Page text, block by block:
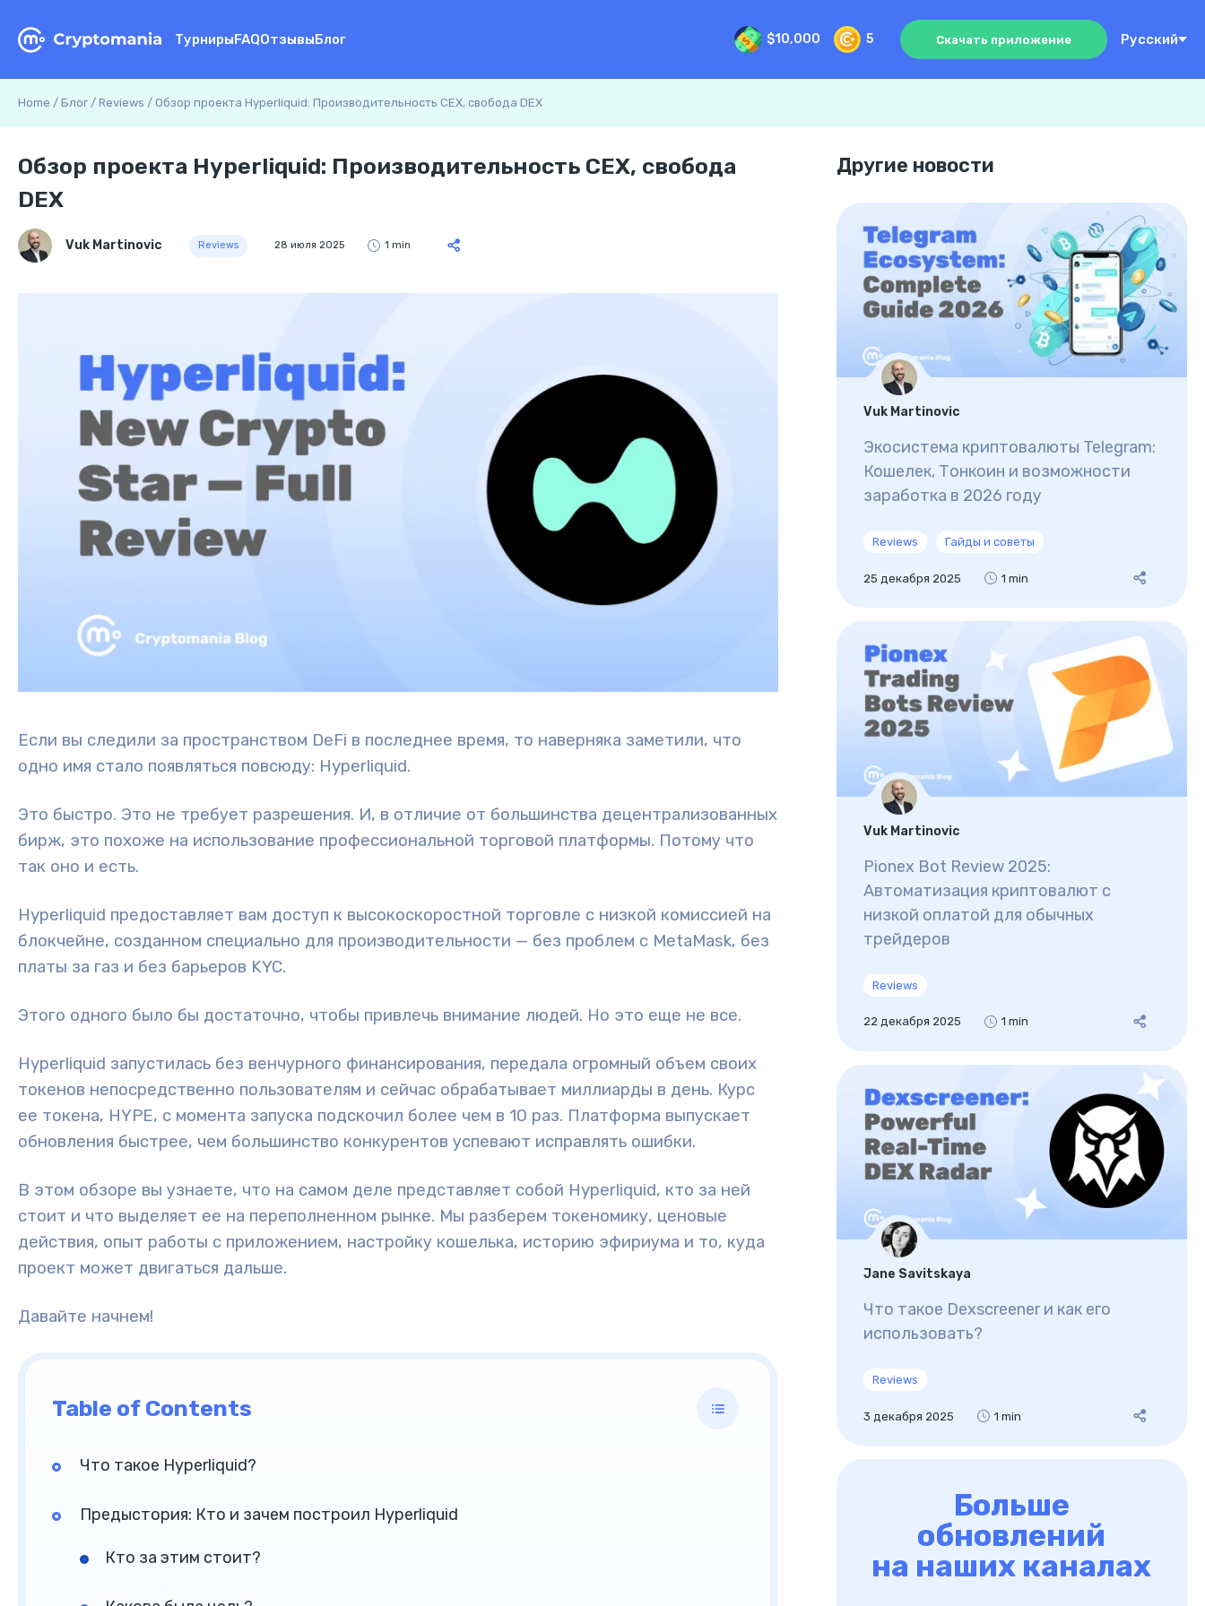
ТурнирыFAQОтзывыБлог $10,000 5 Скачать приложение Русский
Home / Блог/ Reviews / Обзор проекта Hyperliquid: Производительность CEX, свобода DEX
Обзор проекта Hyperliquid: Производительность CEX, свобода
DEX
Vuk Martinovic Reviews 28 июля 2025 1 min
Если вы следили за пространством DeFi в последнее время, то наверняка заметили, что
одно имя стало появляться повсюду: Hyperliquid.
Это быстро. Это не требует разрешения. И, в отличие от большинства децентрализованных
бирж, это похоже на использование профессиональной торговой платформы. Потому что
так оно и есть.
Hyperliquid предоставляет вам доступ к высокоскоростной торговле с низкой комиссией на
блокчейне, созданном специально для производительности — без проблем с MetaMask, без
платы за газ и без барьеров KYC.
Этого одного было бы достаточно, чтобы привлечь внимание людей. Но это еще не все.
Hyperliquid запустилась без венчурного финансирования, передала огромный объем своих
токенов непосредственно пользователям и сейчас обрабатывает миллиарды в день. Курс
ее токена, HYPE, с момента запуска подскочил более чем в 10 раз. Платформа выпускает
обновления быстрее, чем большинство конкурентов успевают исправлять ошибки.
В этом обзоре вы узнаете, что на самом деле представляет собой Hyperliquid, кто за ней
стоит и что выделяет ее на переполненном рынке. Мы разберем токеномику, ценовые
действия, опыт работы с приложением, настройку кошелька, историю эфириума и то, куда
проект может двигаться дальше.
Давайте начнем!
Table of Contents
Что такое Hyperliquid?
Предыстория: Кто и зачем построил Hyperliquid
Кто за этим стоит?
Другие новости
Vuk Martinovic
Экосистема криптовалюты Telegram:
Кошелек, Тонкоин и возможности
заработка в 2026 году
Reviews Гайды и советы
25 декабря 2025 1 min
Vuk Martinovic
Pionex Bot Review 2025:
Автоматизация криптовалют с
низкой оплатой для обычных
трейдеров
Reviews
22 декабря 2025 1 min
Jane Savitskaya
Что такое Dexscreener и как его
использовать?
Reviews
3 декабря 2025 1 min
Больше
обновлений
на наших каналах